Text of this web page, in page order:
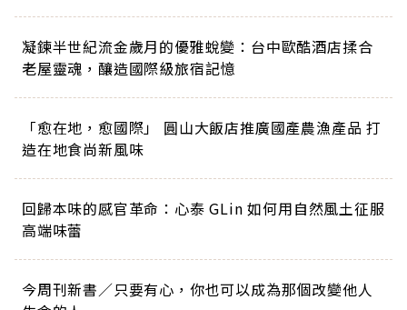
凝鍊半世紀流金歲月的優雅蛻變：台中歐酷酒店揉合
老屋靈魂，釀造國際級旅宿記憶
「愈在地，愈國際」 圓山大飯店推廣國產農漁產品 打
造在地食尚新風味
回歸本味的感官革命：心泰 GLin 如何用自然風土征服
高端味蕾
今周刊新書／只要有心，你也可以成為那個改變他人